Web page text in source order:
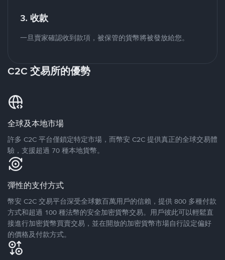
3. 收款
一旦賣家確認收到款項，被保管的貨幣將被發放給您。
C2C 交易所的優勢
全球及本地市場
許多 C2C 平台僅鎖定特定市場，而幣安 C2C 提供真正的全球交易體
驗，支援超過 70 種本地貨幣。
彈性的支付方式
幣安 C2C 交易平台深受全球數百萬用戶的信賴，提供 800 多種付款
方式和超過 100 種法幣的安全加密貨幣交易。用戶彼此可以輕鬆直
接進行加密貨幣買賣交易，並在開放的加密貨幣市場自行設定偏好
的價格及付款方式。